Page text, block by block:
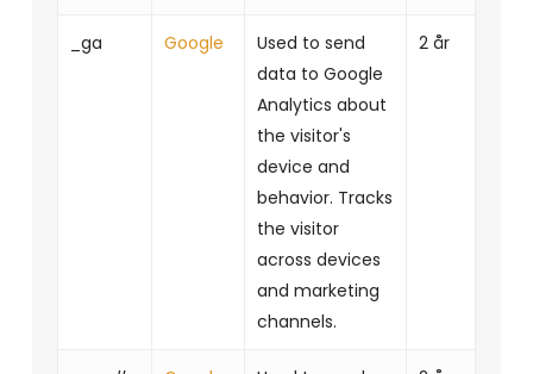
_ga Google
Used to send
data to Google
Analytics about
the visitor's
device and
behavior. Tracks
the visitor
across devices
and marketing
channels.
2 år